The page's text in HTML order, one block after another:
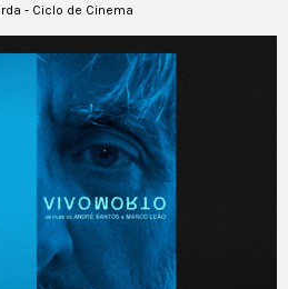
- Ciclo de Cinema